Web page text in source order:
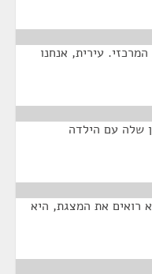
עירית, אנחנו
שלה עם הילדה
רואים את המצגת, היא